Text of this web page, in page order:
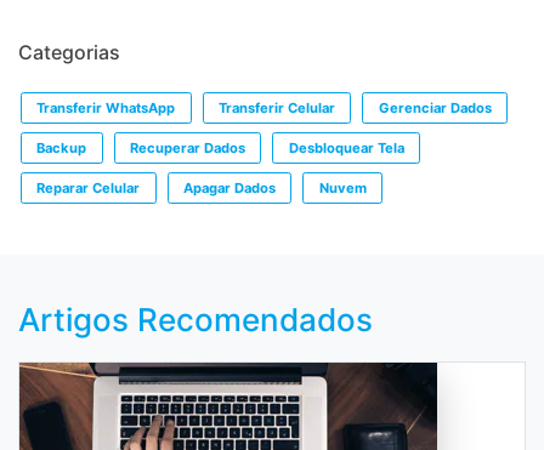
Categorias
Transferir WhatsApp Transferir Celular Gerenciar Dados
Backup Recuperar Dados Desbloquear Tela
Reparar Celular Apagar Dados Nuvem
Artigos Recomendados